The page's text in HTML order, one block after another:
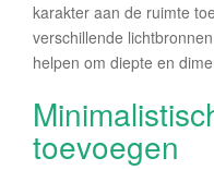
karakter aan de ruimte
verschillende
helpen om diepte en
toevoegen